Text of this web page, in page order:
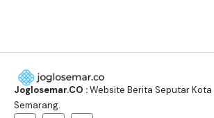
Joglosemar.CO :Website Berita Seputar Kota
Semarang.